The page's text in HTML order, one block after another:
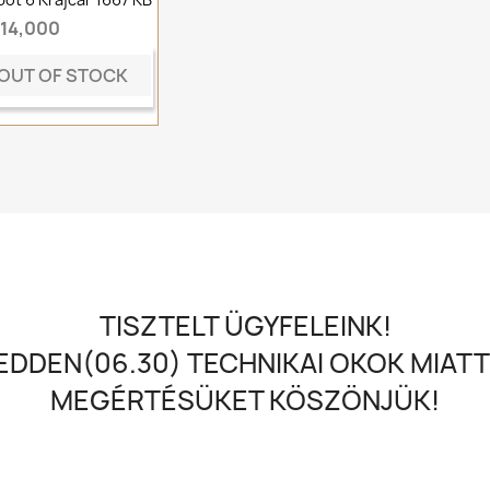
OF STOCK
TISZTELT ÜGYFELEINK!
TECHNIKAI OKOK
MEGÉRTÉSÜKET KÖSZÖNJÜK!